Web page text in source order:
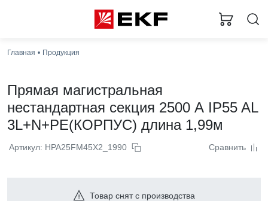
Главная Продукция
Прямая магистральная
нестандартная секция 2500 А IP55 AL
3L+N+PE(КОРПУС) длина 1,99м
Артикул: HPA25FM45X2_1990 Сравнить
Товар снят с производства